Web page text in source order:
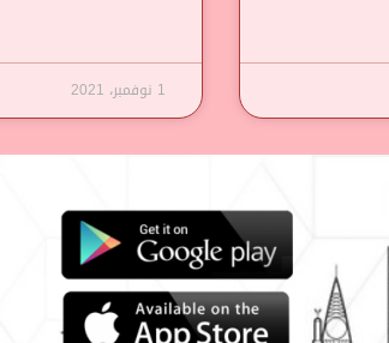
1 نوفمبر، 2021